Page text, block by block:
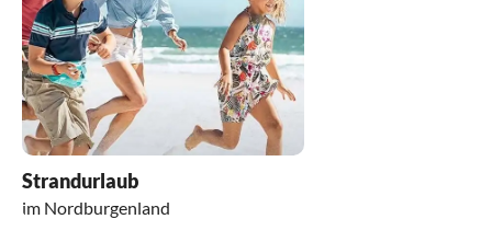
Strandurlaub
im Nordburgenland